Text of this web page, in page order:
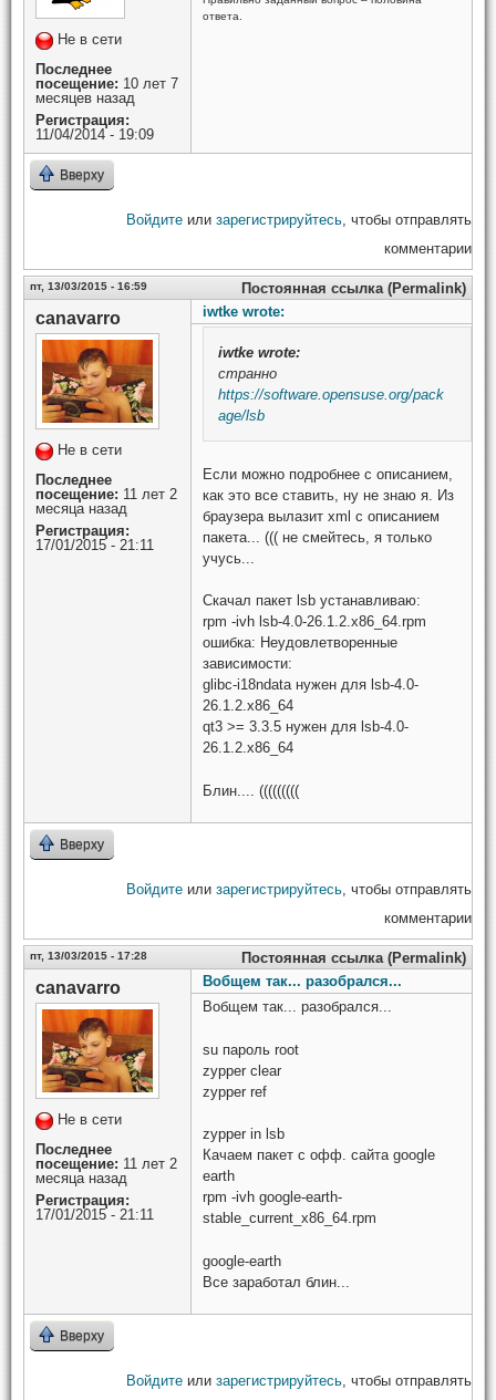
Не в сети
Последнее
посещение: 10 лет 7
месяцев назад
Регистрация:
11/04/2014 - 19:09
ответа.
Вверху
Войдите или зарегистрируйтесь, чтобы отправлять
комментарии
пт, 13/03/2015 - 16:59 Постоянная ссылка (Permalink)
canavarro
Не в сети
Последнее
посещение: 11 лет 2
месяца назад
Регистрация:
17/01/2015 - 21:11
iwtke wrote:
iwtke wrote:
странно
https://software.opensuse.org/pack
age/lsb
Если можно подробнее с описанием,
как это все ставить, ну не знаю я. Из
браузера вылазит xml c описанием
пакета... ((( не смейтесь, я только
учусь...
Скачал пакет lsb устанавливаю:
rpm -ivh lsb-4.0-26.1.2.x86_64.rpm
ошибка: Неудовлетворенные
зависимости:
glibc-i18ndata нужен для lsb-4.0-
26.1.2.x86_64
qt3 >= 3.3.5 нужен для lsb-4.0-
26.1.2.x86_64
Блин.... (((((((((
Вверху
Войдите или зарегистрируйтесь, чтобы отправлять
комментарии
пт, 13/03/2015 - 17:28 Постоянная ссылка (Permalink)
canavarro
Не в сети
Последнее
посещение: 11 лет 2
месяца назад
Регистрация:
17/01/2015 - 21:11
Вобщем так... разобрался...
Вобщем так... разобрался...
su пароль root
zypper clear
zypper ref
zypper in lsb
Качаем пакет с офф. сайта google
earth
rpm -ivh google-earth-
stable_current_x86_64.rpm
google-earth
Все заработал блин...
Вверху
Войдите или зарегистрируйтесь, чтобы отправлять